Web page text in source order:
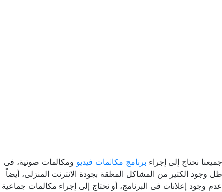
جميعنا نحتاج إلى إجراء برنامج مكالمات فيديو ومكالمات صوتية، فى
ظل وجود الكثير من المشاكل المعلقة بجودة الانترنت المنزلى، أيضاً
عدم وجود إعلانات فى البرنامج، أو نحتاج إلى إجراء مكالمات جماعية